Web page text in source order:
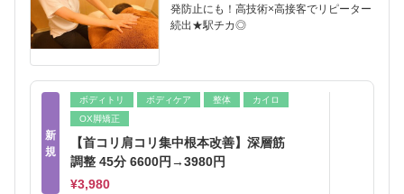
発防止にも！高技術×高接客でリピーター
続出★駅チカ◎
新
規
ボディトリ ボディケア 整体
カイロ
OX脚矯正
【首コリ肩コリ集中根本改善】深層筋
調整 45分 6600円→3980円
¥3,980